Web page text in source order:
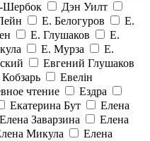
Шербок
Дэн Уилт
Е. Белогуров
Е.
Е. Глушаков
Е.
Е. Мурза
Е.
Евгений Глушаков
Евелін
чтение
Ездра
Екатерина Бут
Елена
Елена Заварзина
Елена
Микула
Елена